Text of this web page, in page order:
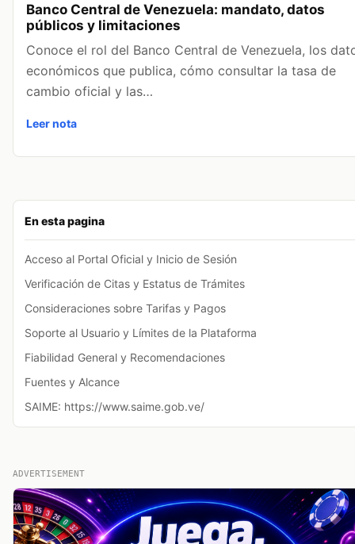
En esta pagina
Acceso al Portal Oficial y Inicio de Sesión
Verificación de Citas y Estatus de Trámites
Consideraciones sobre Tarifas y Pagos
Soporte al Usuario y Límites de la Plataforma
Fiabilidad General y Recomendaciones
Fuentes y Alcance
SAIME: https://www.saime.gob.ve/
Banco Central de Venezuela: mandato, datos
públicos y limitaciones
Conoce el rol del Banco Central de Venezuela, los
económicos que publica, cómo consultar la tasa de
cambio oficial y las…
Leer nota
ADVERTISEMENT